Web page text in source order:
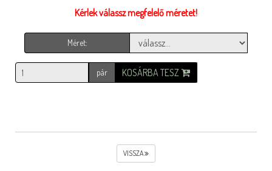
Kérlek válassz megfelelő méretet!
Méret:
pár KOSÁRBA TESZ
VISSZA